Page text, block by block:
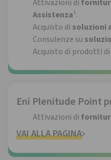
Attivazioni di
Assistenza¹.
Acquisto di soluzioni
Consulenze su
Acquisto di prodotti di
Eni Plenitude Point
Attivazioni di
VAI ALLA PAGINA